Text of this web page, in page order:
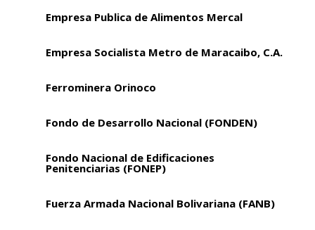
Empresa Publica de Alimentos Mercal
Empresa Socialista Metro de Maracaibo, C.A.
Ferrominera Orinoco
Fondo de Desarrollo Nacional (FONDEN)
Fondo Nacional de Edificaciones
Penitenciarias (FONEP)
Fuerza Armada Nacional Bolivariana (FANB)